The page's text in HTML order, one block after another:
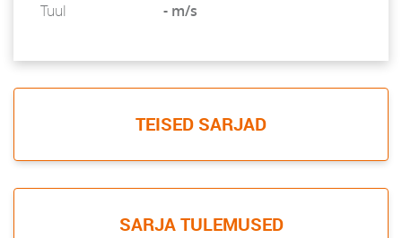
Tuul
- m/s
TEISED SARJAD
SARJA TULEMUSED